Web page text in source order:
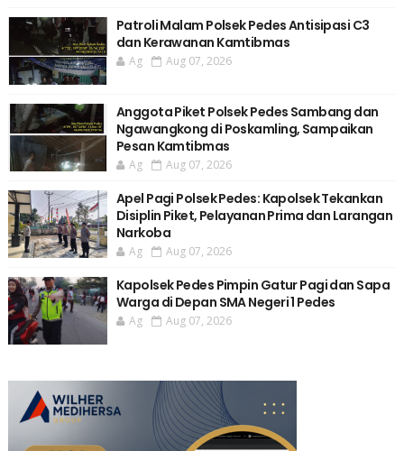
Patroli Malam Polsek Pedes Antisipasi C3
dan Kerawanan Kamtibmas
Ag Aug 07, 2026
Anggota Piket Polsek Pedes Sambang dan
Ngawangkong di Poskamling, Sampaikan
Pesan Kamtibmas
Ag Aug 07, 2026
Apel Pagi Polsek Pedes: Kapolsek Tekankan
Disiplin Piket, Pelayanan Prima dan Larangan
Narkoba
Ag Aug 07, 2026
Kapolsek Pedes Pimpin Gatur Pagi dan Sapa
Warga di Depan SMA Negeri 1 Pedes
Ag Aug 07, 2026